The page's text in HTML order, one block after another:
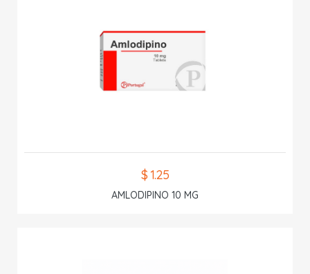
$ 1.25
AMLODIPINO 10 MG